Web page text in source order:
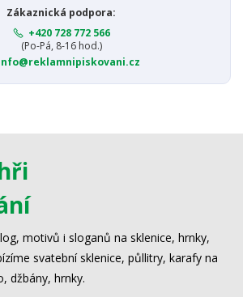
Zákaznická podpora:
+420 728 772 566
(Po-Pá, 8-16 hod.)
motivů i sloganů na sklenice, hrnky,
svatební sklenice, půllitry, karafy na
džbány, hrnky.